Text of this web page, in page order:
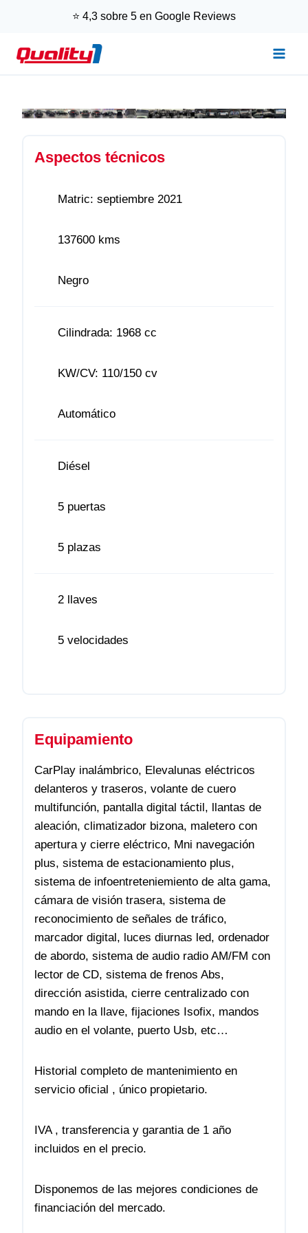
contenido
⭐ 4,3 sobre 5 en Google Reviews
Aspectos técnicos
Matric: septiembre 2021
137600 kms
Negro
Cilindrada: 1968 cc
KW/CV: 110/150 cv
Automático
Diésel
5 puertas
5 plazas
2 llaves
5 velocidades
Equipamiento
CarPlay inalámbrico, Elevalunas eléctricos
delanteros y traseros, volante de cuero
multifunción, pantalla digital táctil, llantas de
aleación, climatizador bizona, maletero con
apertura y cierre eléctrico, Mni navegación
plus, sistema de estacionamiento plus,
sistema de infoentreteniemiento de alta gama,
cámara de visión trasera, sistema de
reconocimiento de señales de tráfico,
marcador digital, luces diurnas led, ordenador
de abordo, sistema de audio radio AM/FM con
lector de CD, sistema de frenos Abs,
dirección asistida, cierre centralizado con
mando en la llave, fijaciones Isofix, mandos
audio en el volante, puerto Usb, etc…
Historial completo de mantenimiento en
servicio oficial , único propietario.
IVA , transferencia y garantia de 1 año
incluidos en el precio.
Disponemos de las mejores condiciones de
financiación del mercado.